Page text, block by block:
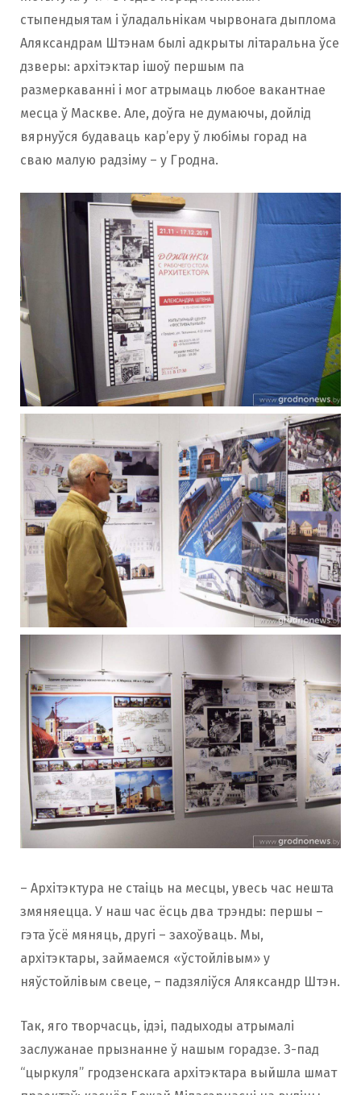
стыпендыятам і ўладальнікам чырвонага дыплома
Аляксандрам Штэнам былі адкрыты літаральна ўсе
дзверы: архітэктар ішоў першым па
размеркаванні і мог атрымаць любое вакантнае
месца ў Маскве. Але, доўга не думаючы, дойлід
вярнуўся будаваць кар’еру ў любімы горад на
сваю малую радзіму – у Гродна.
– Архітэктура не стаіць на месцы, увесь час нешта
змяняецца. У наш час ёсць два трэнды: першы –
гэта ўсё мяняць, другі – захоўваць. Мы,
архітэктары, займаемся «ўстойлівым» у
няўстойлівым свеце, – падзяліўся Аляксандр Штэн.
Так, яго творчасць, ідэі, падыходы атрымалі
заслужанае прызнанне ў нашым горадзе. З-пад
“цыркуля” гродзенскага архітэктара выйшла шмат